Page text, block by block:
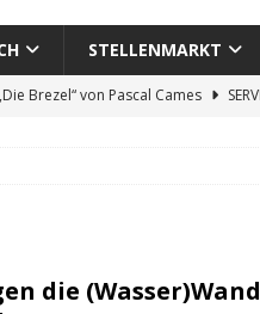
STELLENMARKT
Brezel“ von Pascal Cames
Karadeniz: Der Mann hinter PF-Bits
die